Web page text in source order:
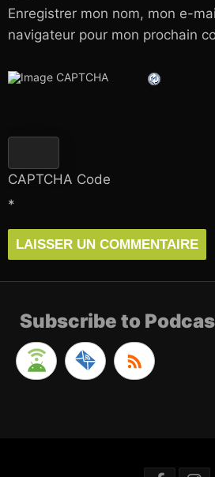
Enregistrer mon nom, mon e-
navigateur pour mon prochain
CAPTCHA Code
*
Subscribe to